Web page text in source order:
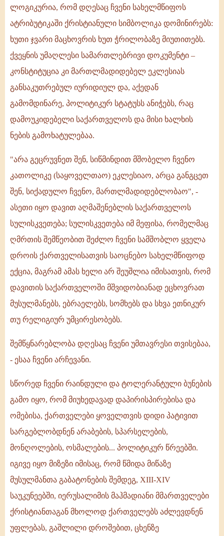
ლოგიკურია, რომ დღესაც ჩვენი სახელმწიფოს
ატრიბუტიკაში ქრისტიანული სიმბოლიკა დომინირებს:
ხუთი ჯვარი მაცხოვრის ხუთ ჭრილობაზე მიუთითებს.
ქვეყნის უმაღლესი სამართლებრივი დოკუმენტი –
კონსტიტუცია კი მართლმადიდებელ ეკლესიას
განსაკუთრებულ იურიდიულ და, აქედან
გამომდინარე, პოლიტიკურ სტატუსს ანიჭებს, რაც
დამოუკიდებელი საქართველოს და მისი ხალხის
ნების გამოხატულებაა.
"არა გეცრუვნეთ შენ, სიწმინდით მშობელო ჩვენო
კათოლიკე (საყოველთაო) ეკლესიაო, არცა განგცეთ
შენ, სიქადულო ჩვენო, მართლმადიდებლობაო", -
ასეთი იყო დავით აღმაშენებლის საქართველოს
სულისკვეთება; სულისკვეთება იმ მეფისა, რომელმაც
ღმრთის შემწეობით შეძლო ჩვენი სამშობლო ყველა
დროის ქართველისათვის საოცნებო სახელმწიფოდ
ექცია, მაგრამ ამას ხელი არ შეუშლია იმისათვის, რომ
დავითის საქართველოში მშვიდობიანად ეცხოვრათ
მუსულმანებს, ებრაელებს, სომხებს და სხვა ეთნიკურ
თუ რელიგიურ უმცირესობებს.
შემწყნარებლობა დღესაც ჩვენი უმთავრესი თვისებაა,
- ესაა ჩვენი არჩევანი.
სწორედ ჩვენი რაინდული და ტოლერანტული ბუნების
გამო იყო, რომ მიუხედავად დაპირისპირებისა და
ომებისა, ქართველები ყოველთვის დიდი პატივით
სარგებლობდნენ არაბების, სპარსელების,
მონღოლების, ოსმალების... პოლიტიკურ წრეებში.
იგივე იყო მიზეზი იმისაც, რომ წმიდა მიწაზე
მუსულმანთა გაბატონების შემდეგ, XIII-XIV
საუკუნეებში, იერუსალიმის მაჰმადიანი მმართველები
ქრისტიანთაგან მხოლოდ ქართველებს აძლევდნენ
უფლებას, გაშლილი დროშებით, ცხენზე